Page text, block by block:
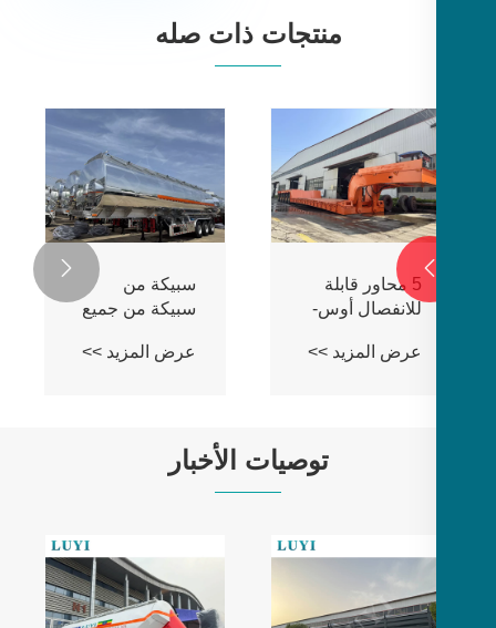
منتجات ذات صله
ثلاثة محاور
منخفضة السرير
نصف
عرض المزيد >>
أربعة محاور
منخفضة السرير
شبه
عرض المزيد >>
توصيات الأخبار
تبرز دفعة من
ما هي المشكلات